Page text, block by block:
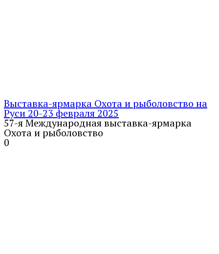
Выставка-ярмарка Охота и рыболовство на
Руси 20-23 февраля 2025
57-я Международная выставка-ярмарка
Охота и рыболовство
0